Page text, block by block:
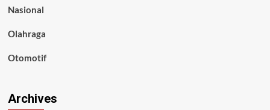
Nasional
Olahraga
Otomotif
Archives